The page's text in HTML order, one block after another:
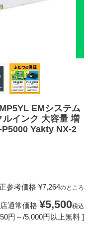
EMシステム
インク 大容量 増
Yakty NX-2
参考価格 ¥7,264のところ
通常価格 ¥5,500税込
円～/5,000円以上無料